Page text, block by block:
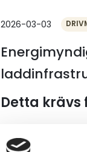
2026-03-03
Detta krävs
inkluderas i